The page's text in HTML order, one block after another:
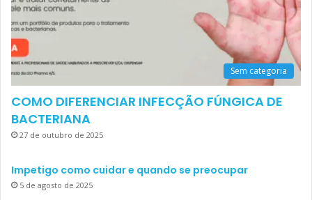
Sem categoria
COMO DIFERENCIAR INFECÇÃO FÚNGICA DE
BACTERIANA
27 de outubro de 2025
Impetigo como cuidar e quando se preocupar
5 de agosto de 2025